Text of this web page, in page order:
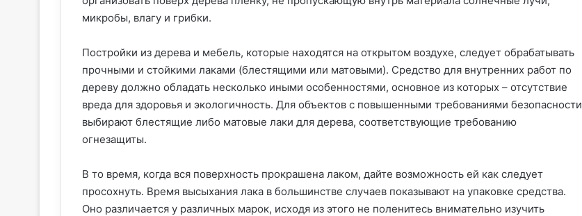
микробы, влагу и грибки.
Постройки из дерева и мебель, которые находятся на открытом воздухе, следует обрабатывать
прочными и стойкими лаками (блестящими или матовыми). Средство для внутренних работ по
дереву должно обладать несколько иными особенностями, основное из которых – отсутствие
вреда для здоровья и экологичность. Для объектов с повышенными требованиями безопасности
выбирают блестящие либо матовые лаки для дерева, соответствующие требованию
огнезащиты.
В то время, когда вся поверхность прокрашена лаком, дайте возможность ей как следует
просохнуть. Время высыхания лака в большинстве случаев показывают на упаковке средства.
Оно различается у различных марок, исходя из этого не поленитесь внимательно изучить